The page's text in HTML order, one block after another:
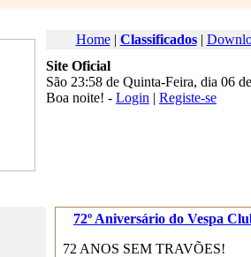
Home| Classificados|
Site Oficial
São 23:58 de Quinta-Feira, dia 06
Boa noite! - Login | Registe-se
72º Aniversário do Vespa
72 ANOS SEM TRAVÕES!